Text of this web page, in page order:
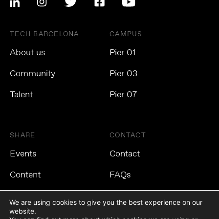
TECH BARCELONA
About us
Community
Talent
CAMPUS
Pier 01
Pier 03
Pier 07
SHARE
Events
Content
CONTACT
Contact
FAQs
We are using cookies to give you the best experience on our
website.